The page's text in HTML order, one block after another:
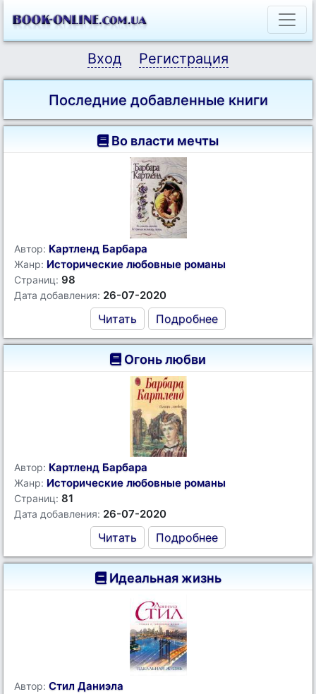
Вход Регистрация
Последние добавленные книги
Во власти мечты
Автор: Картленд Барбара
Жанр: Исторические любовные романы
Страниц: 98
Дата добавления: 26-07-2020
Читать Подробнее
Огонь любви
Автор: Картленд Барбара
Жанр: Исторические любовные романы
Страниц: 81
Дата добавления: 26-07-2020
Читать Подробнее
Идеальная жизнь
Автор: Стил Даниэла